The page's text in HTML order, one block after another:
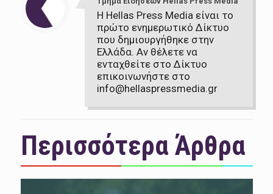
Η Hellas Press Media είναι το
πρώτο ενημερωτικό Δίκτυο
που δημιουργήθηκε στην
Ελλάδα. Αν θέλετε να
ενταχθείτε στο Δίκτυο
επικοινωνήστε στο
info@hellaspressmedia.gr
Περισσότερα Άρθρα